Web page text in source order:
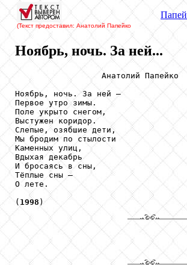
(Текст предоставил: Анатолий Папейко
Ноябрь, ночь. За ней...
                  Анатолий Папейко
Ноябрь, ночь. За ней –
Первое утро зимы.
Поле укрыто снегом,
Выстужен коридор.
Слепые, озябшие дети,
Мы бродим по стылости
Каменных улиц,
Вдыхая декабрь
И бросаясь в сны,
Тёплые сны –
О лете.
( 1998